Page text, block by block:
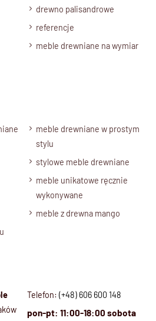
się trendy.
drewno palisandrowe
referencje
meble drewniane na wymiar
meble drewniane w prostym
stylu
stylowe meble drewniane
meble unikatowe ręcznie
wykonywane
meble z drewna mango
Telefon: (+48) 606 600 148
pon-pt: 11:00-18:00 sobota